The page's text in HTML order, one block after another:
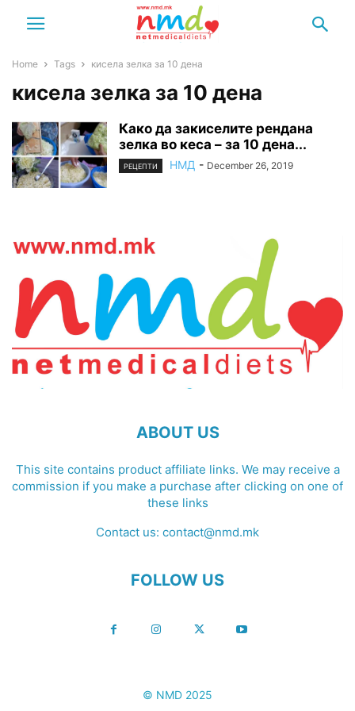
Home Tags кисела зелка за 10 дена
кисела зелка за 10 дена
Како да закиселите рендана
зелка во кеса – за 10 дена...
РЕЦЕПТИ НМД - December 26, 2019
ABOUT US
This site contains product affiliate links. We may receive a
commission if you make a purchase after clicking on one of
these links
Contact us: contact@nmd.mk
FOLLOW US
© NMD 2025